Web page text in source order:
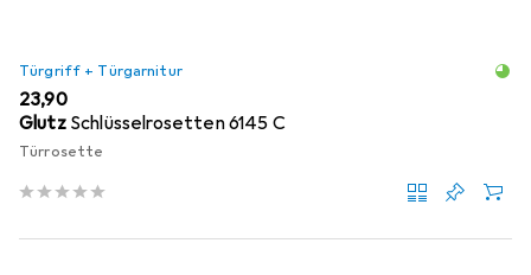
Türgriff + Türgarnitur
EUR
23,90
Glutz Schlüsselrosetten 6145 C
Türrosette